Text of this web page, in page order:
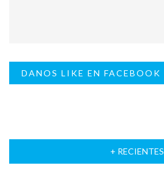
DANOS LIKE EN FACEBOOK
+ RECIENTES